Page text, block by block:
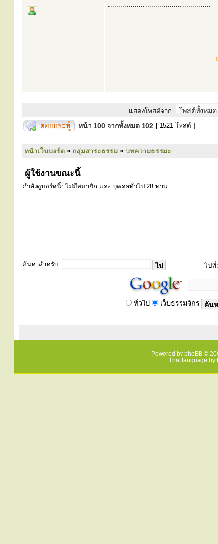
.....................................................
แสดงโพสต์จาก:
หน้า 100 จากทั้งหมด 102 [ 1521 โพสต์ ]
หน้าเว็บบอร์ด » กลุ่มสาระธรรม » บทความธรรมะ
ผู้ใช้งานขณะนี้
กำลังดูบอร์ดนี้: ไม่มีสมาชิก และ บุคคลทั่วไป 28 ท่าน
ค้นหาสำหรับ: ไปที่:
ทั่วไป เว็บธรรมจักร
Powered by phpBB ©
Thai language by